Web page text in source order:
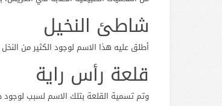
شاطئ النخيل
أطلق عليه هذا الاسم لوجود الكثير من
قلعة رأس راية
وتم تسمية القلعة بتلك الاسم لسبب